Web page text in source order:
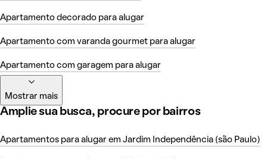
Apartamento decorado para alugar
Apartamento com varanda gourmet para alugar
Apartamento com garagem para alugar
Mostrar mais
Amplie sua busca, procure por bairros
Apartamentos para alugar em Jardim Independência (são Paulo)